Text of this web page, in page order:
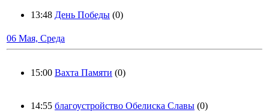
13:48 День Победы (0)
06 Мая, Среда
15:00 Вахта Памяти (0)
14:55 благоустройство Обелиска Славы (0)